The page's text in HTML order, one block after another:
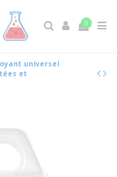
0
universel
et